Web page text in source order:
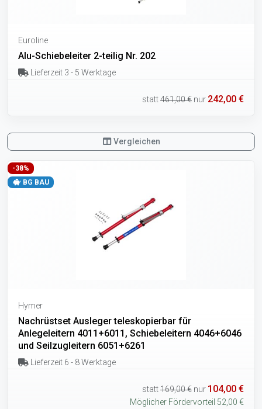
Euroline
Alu-Schiebeleiter 2-teilig Nr. 202
Lieferzeit 3 - 5 Werktage
statt461,00 € nur 242,00 €
Vergleichen
-38%
BG BAU
Hymer
Nachrüstset Ausleger teleskopierbar für
Anlegeleitern 4011+6011, Schiebeleitern 4046+6046
und Seilzugleitern 6051+6261
Lieferzeit 6 - 8 Werktage
statt169,00 € nur 104,00 €
Möglicher Fördervorteil 52,00 €